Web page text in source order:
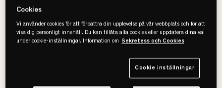
Cookies
Vi använder cookies för att förbättra din upplevelse på vår webbplats och för att
visa dig personligt innehåll. Du kan tillåta alla cookies eller uppdatera dina val
under cookie-inställningar. Information om Sekretess och Cookies
Cookie inställningar